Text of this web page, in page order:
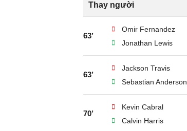
Thay người
63’
Omir Fernandez
Jonathan Lewis
63’
Jackson Travis
Sebastian Anderson
70’
Kevin Cabral
Calvin Harris